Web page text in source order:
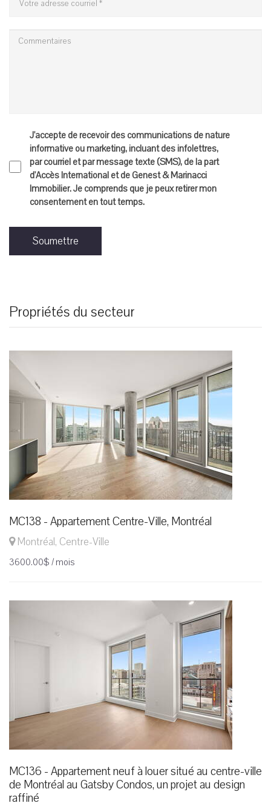
J'accepte de recevoir des communications de nature
informative ou marketing, incluant des infolettres,
par courriel et par message texte (SMS), de la part
d'Accès International et de Genest & Marinacci
Immobilier. Je comprends que je peux retirer mon
consentement en tout temps.
Soumettre
Propriétés du secteur
MC138 - Appartement Centre-Ville, Montréal
Montréal, Centre-Ville
3600.00$ / mois
MC136 - Appartement neuf à louer situé au centre-ville
de Montréal au Gatsby Condos, un projet au design
raffiné